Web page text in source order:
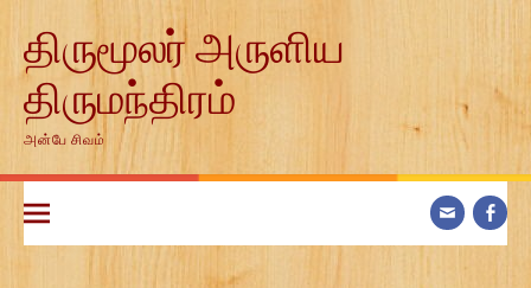
contentதிருமூலர் அருளிய
திருமந்திரம்
அன்பே சிவம்